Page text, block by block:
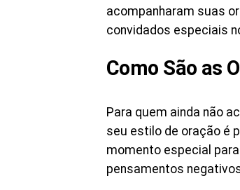
acompanharam suas
convidados especiais
Como São as
Para quem ainda não
seu estilo de oração é
momento especial
pensamentos